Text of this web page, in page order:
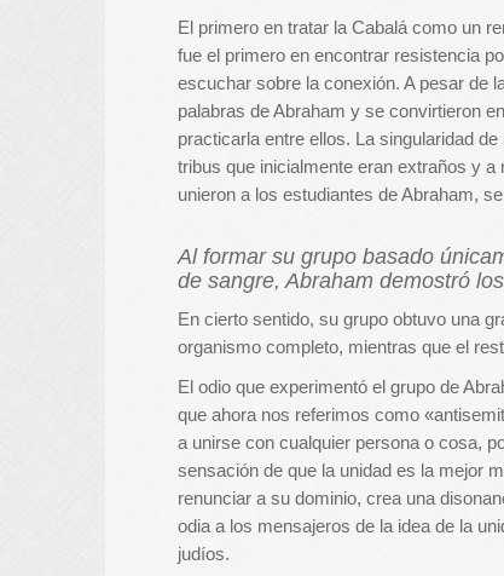
El primero en tratar la Cabalá como un
fue el primero en encontrar resistencia
escuchar sobre la conexión. A pesar de
palabras de Abraham y se convirtieron
practicarla entre ellos. La singularidad
tribus que inicialmente eran extraños y
unieron a los estudiantes de Abraham,
Al formar su grupo basado
de sangre, Abraham demostró
En cierto sentido, su grupo obtuvo una
organismo completo, mientras que el
El odio que experimentó el grupo de
que ahora nos referimos como
a unirse con cualquier persona o cosa,
sensación de que la unidad es la mejor
renunciar a su dominio, crea una
odia a los mensajeros de la idea de la
judíos.